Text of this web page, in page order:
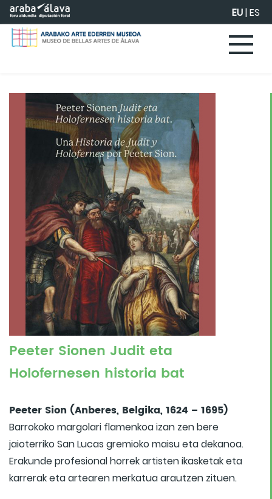
Eduki nagusira joan EU|ES
Peeter Sionen Judit eta
Holofernesen historia bat
Peeter Sion (Anberes, Belgika, 1624 – 1695)
Barrokoko margolari flamenkoa izan zen bere
jaioterriko San Lucas gremioko maisu eta dekanoa.
Erakunde profesional horrek artisten ikasketak eta
karrerak eta artearen merkatua arautzen zituen.